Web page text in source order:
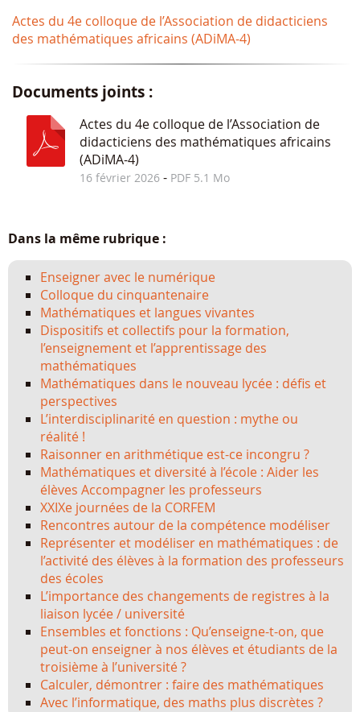
Actes du 4e colloque de l’Association de didacticiens
des mathématiques africains (ADiMA-4)
Documents joints :
Actes du 4e colloque de l’Association de
didacticiens des mathématiques africains
(ADiMA-4)
16 février 2026 - PDF 5.1 Mo
Dans la même rubrique :
Enseigner avec le numérique
Colloque du cinquantenaire
Mathématiques et langues vivantes
Dispositifs et collectifs pour la formation,
l’enseignement et l’apprentissage des
mathématiques
Mathématiques dans le nouveau lycée : défis et
perspectives
L’interdisciplinarité en question : mythe ou
réalité !
Raisonner en arithmétique est-ce incongru ?
Mathématiques et diversité à l’école : Aider les
élèves Accompagner les professeurs
XXIXe journées de la CORFEM
Rencontres autour de la compétence modéliser
Représenter et modéliser en mathématiques : de
l’activité des élèves à la formation des professeurs
des écoles
L’importance des changements de registres à la
liaison lycée / université
Ensembles et fonctions : Qu’enseigne-t-on, que
peut-on enseigner à nos élèves et étudiants de la
troisième à l’université ?
Calculer, démontrer : faire des mathématiques
Avec l’informatique, des maths plus discrètes ?